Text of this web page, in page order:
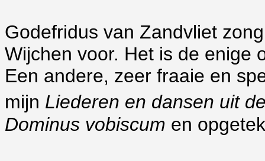
Godefridus van Zandvliet
Wijchen voor. Het is de enige
Een andere, zeer fraaie en
mijn Liederen en dansen uit
Dominus vobiscum en